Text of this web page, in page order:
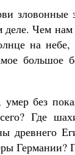
зловонные
деле. Чем
на
большое
без
Где
древнего
Германии?